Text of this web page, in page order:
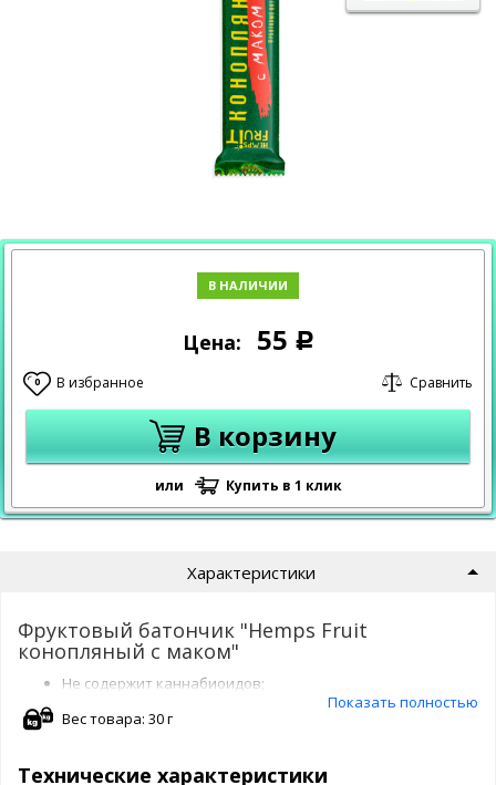
В НАЛИЧИИ
Цена: 55 Р
0 В избранное Сравнить
В корзину
или Купить в 1 клик
Характеристики
Фруктовый батончик "Hemps Fruit
конопляный с маком"
Не содержит каннабиоидов;
Для тех кто контролирует свой вес и работу кишечника;
Показать полностью
Вес товара: 30 г
Технические характеристики